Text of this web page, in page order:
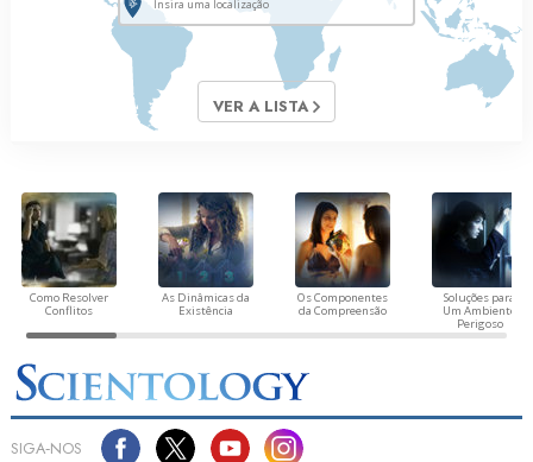
VER A LISTA
Como Resolver
Conflitos
As Dinâmicas da
Existência
Os Componentes
da Compreensão
Soluções para
Um Ambiente
Perigoso
SIGA‑NOS